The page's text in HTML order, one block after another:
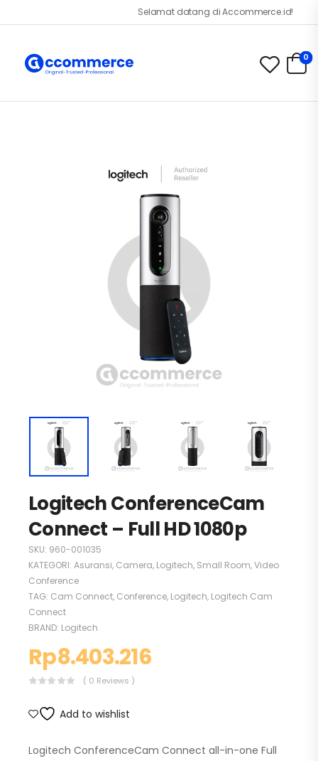
Selamat datang di Accommerce.id!
0
Logitech ConferenceCam
Connect – Full HD 1080p
SKU: 960-001035
KATEGORI: Asuransi, Camera, Logitech, Small Room,Video
Conference
TAG: Cam Connect, Conference, Logitech, Logitech Cam
Connect
BRAND: Logitech
Rp8.403.216
( 0 Reviews )
Add to wishlist
Logitech ConferenceCam Connect all-in-one Full